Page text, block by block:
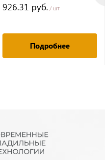
926.31 руб. / шт
Подробнее